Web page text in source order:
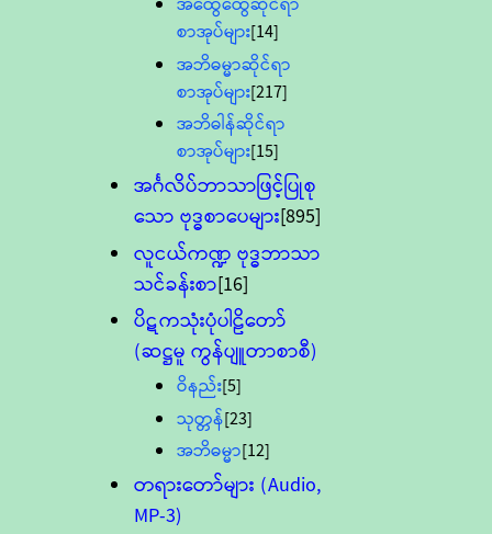
စာအုပ်များ[14]
အဘိဓမ္မာဆိုင်ရာ
စာအုပ်များ[217]
အဘိဓါန်ဆိုင်ရာ
စာအုပ်များ[15]
အင်္ဂလိပ်ဘာသာဖြင့်ပြုစု
သော ဗုဒ္ဓစာပေများ[895]
လူငယ်ကဏ္ဍ ဗုဒ္ဓဘာသာ
သင်ခန်းစာ[16]
ပိဋကသုံးပုံပါဠိတော်
(ဆဋ္ဌမူ ကွန်ပျူတာစာစီ)
ဝိနည်း[5]
သုတ္တန်[23]
အဘိဓမ္မာ[12]
တရားတော်များ (Audio,
MP-3)